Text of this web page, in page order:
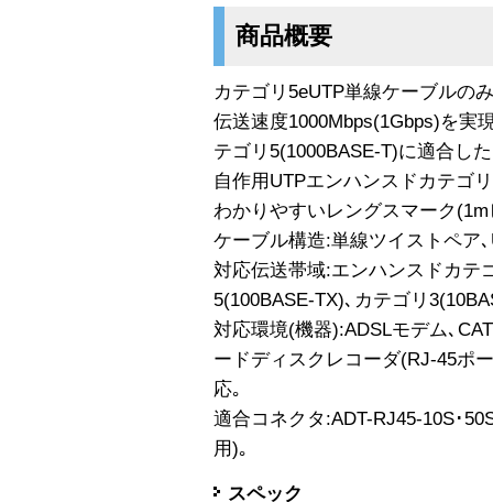
商品概要
カテゴリ5eUTP単線ケーブルの
伝送速度1000Mbps(1Gbps)を実
テゴリ5(1000BASE-T)に適合し
自作用UTPエンハンスドカテゴ
わかりやすいレングスマーク
ケーブル構造:単線ツイストペア
対応伝送帯域:エンハンスドカテ
5(100BASE-TX)､カテゴリ
対応環境(機器):ADSLモデム､
ードディスクレコーダ(RJ-45ポ
応｡
適合コネクタ:ADT-RJ45-10S･
用)｡
スペック